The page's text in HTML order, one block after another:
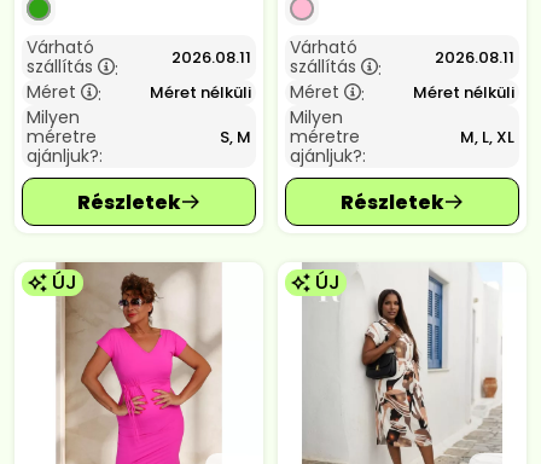
Várható
szállítás
: 2026.08.11
Méret : Méret nélküli
Milyen
méretre
ajánljuk?:
S, M
Várható
szállítás
: 2026.08.11
Méret : Méret nélküli
Milyen
méretre
ajánljuk?:
M, L, XL
ÚJ ÚJ